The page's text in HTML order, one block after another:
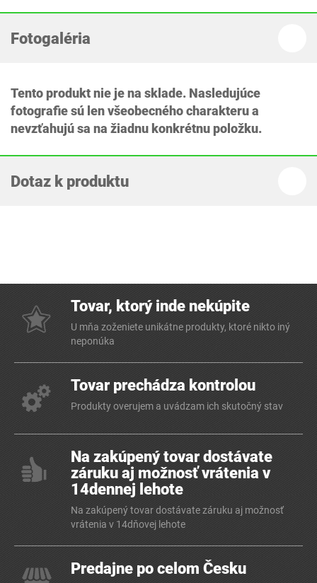
Fotogaléria
Tento produkt nie je na sklade. Nasledujúce
fotografie sú len všeobecného charakteru a
nevzťahujú sa na žiadnu konkrétnu položku.
Dotaz k produktu
Tovar, ktorý inde nekúpite
U mňa zoženiete unikátne produkty, ktoré nikto iný
neponúka
Tovar prechádza kontrolou
Produkty overujem a uvádzam ich skutočný stav
Na zakúpený tovar dostávate
záruku aj možnosť vrátenia v
14dennej lehote
Na zakúpený tovar dostávate záruku aj možnosť
vrátenia v 14dňovej lehote
Predajne po celom Česku